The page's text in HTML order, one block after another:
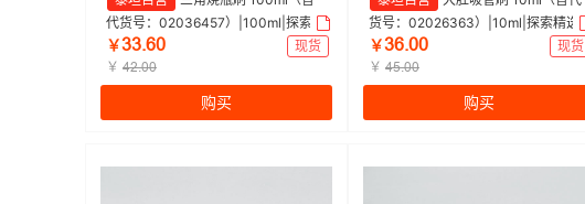
代货号：02036457）|100ml|探索精
选 | 1包（10个/包)
￥ŁŁŤƧř
现货
￥ ȂſŤřř
购买
货号：02026363）|10ml|探索精选 |
1捆（10个/捆）
￥ŁƧŤřř
现货
￥ ȂœŤřř
购买